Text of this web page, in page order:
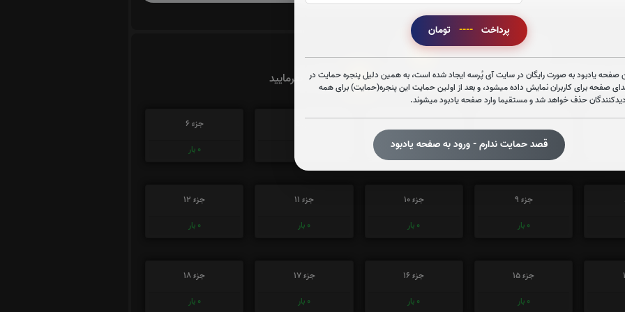
پرداخت ---- تومان
صفحه یادبود به صورت رایگان در سایت آی پُرسه ایجاد شده است، به همین دلیل پنجره حمایت در
صفحه برای کاربران نمایش داده میشود، و بعد از اولین حمایت این پنجره(حمایت) برای همه
حذف خواهد شد و مستقیما وارد صفحه یادبود میشوند.
قصد حمایت ندارم - ورود به صفحه یادبود
تعداد دفعات ختم قران: 0
بار
در ختم قرآن کریم پیشنهاد میشود حضرتعالی جزء شماره
1 را قرائت بفرمایید
0بار
0 بار
جزء 6
0 بار
جزء 9
0 بار
جزء 10
0 بار
جزء 11
0 بار
جزء 12
0 بار
جزء 15
0 بار
جزء 16
0 بار
جزء 17
0 بار
جزء 18
0 بار